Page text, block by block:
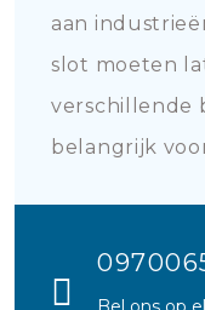
aan
slot moeten
verschillende
belangrijk